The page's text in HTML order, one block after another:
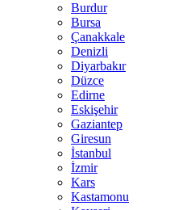
Burdur
Bursa
Çanakkale
Denizli
Diyarbakır
Düzce
Edirne
Eskişehir
Gaziantep
Giresun
İstanbul
İzmir
Kars
Kastamonu